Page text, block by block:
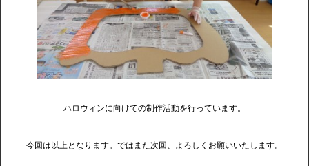
ハロウィンに向けての制作活動を行っています。
今回は以上となります。ではまた次回、よろしくお願いいたします。